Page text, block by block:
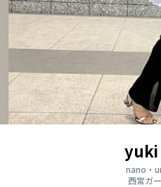
yuki
nano・
西宮ガ